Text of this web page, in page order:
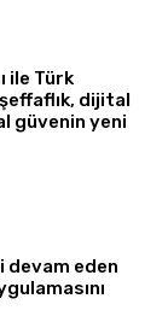
ile Türk
dijital
güvenin yeni
devam eden